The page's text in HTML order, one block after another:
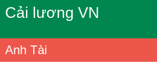
Cải lương VN
Anh Tài